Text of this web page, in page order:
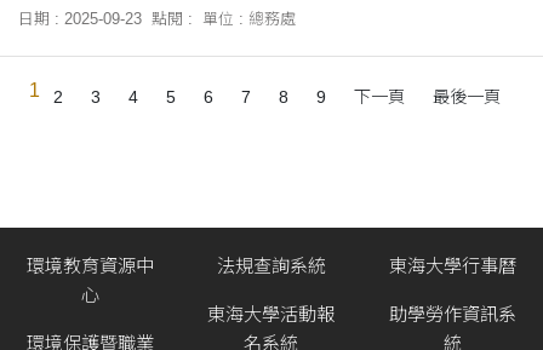
10月8日上午9時10分，在本校總務處會議室當眾開標。 招標文
科技學系(
日期 : 2025-09-23 點閱 : 單位 : 總務處
1 2 3 4 5 6 7 8 9 下一頁 最後一頁
環境教育資源中
心
環境保護暨職業
法規查詢系統
東海大學活動報
名系統
東海大學行事曆
助學勞作資訊系
統